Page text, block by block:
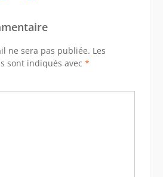
ne sera pas publiée. Les
sont indiqués avec *